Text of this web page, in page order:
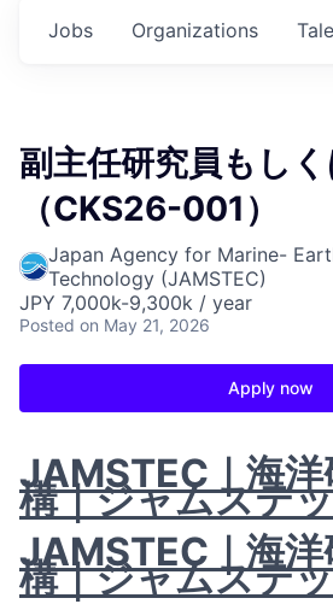
Jobs Organizations
副主任研究員もし
（CKS26-001）
Japan Agency for Marine-
Technology (JAMSTEC)
JPY 7,000k-9,300k / year
Posted on May 21, 2026
Apply now
JAMSTEC｜海
構｜ジャムステ
JAMSTEC｜海
構｜ジャムステ